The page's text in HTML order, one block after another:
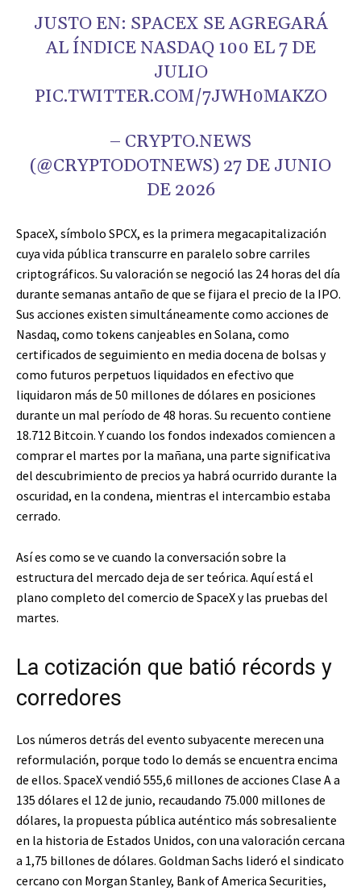
JUSTO EN: SPACEX SE AGREGARÁ
AL ÍNDICE NASDAQ 100 EL 7 DE
JULIO
PIC.TWITTER.COM/7JWH0MAKZO
– CRYPTO.NEWS
(@CRYPTODOTNEWS) 27 DE JUNIO
DE 2026
SpaceX, símbolo SPCX, es la primera megacapitalización
cuya vida pública transcurre en paralelo sobre carriles
criptográficos. Su valoración se negoció las 24 horas del día
durante semanas antaño de que se fijara el precio de la IPO.
Sus acciones existen simultáneamente como acciones de
Nasdaq, como tokens canjeables en Solana, como
certificados de seguimiento en media docena de bolsas y
como futuros perpetuos liquidados en efectivo que
liquidaron más de 50 millones de dólares en posiciones
durante un mal período de 48 horas. Su recuento contiene
18.712 Bitcoin. Y cuando los fondos indexados comiencen a
comprar el martes por la mañana, una parte significativa
del descubrimiento de precios ya habrá ocurrido durante la
oscuridad, en la condena, mientras el intercambio estaba
cerrado.
Así es como se ve cuando la conversación sobre la
estructura del mercado deja de ser teórica. Aquí está el
plano completo del comercio de SpaceX y las pruebas del
martes.
La cotización que batió récords y
corredores
Los números detrás del evento subyacente merecen una
reformulación, porque todo lo demás se encuentra encima
de ellos. SpaceX vendió 555,6 millones de acciones Clase A a
135 dólares el 12 de junio, recaudando 75.000 millones de
dólares, la propuesta pública auténtico más sobresaliente
en la historia de Estados Unidos, con una valoración cercana
a 1,75 billones de dólares. Goldman Sachs lideró el sindicato
cercano con Morgan Stanley, Bank of America Securities,